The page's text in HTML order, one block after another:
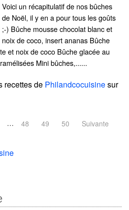
Voici un récapitulatif de nos bûches
de Noël, il y en a pour tous les goûts
;-) Bûche mousse chocolat blanc et
noix de coco, insert ananas Bûche
et noix de coco Bûche glacée au
Mini bûches,......
recettes de Philandcocuisinesur
… 48 49 50 Suivante